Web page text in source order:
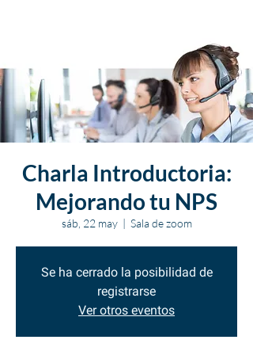
Charla Introductoria:
Mejorando tu NPS
sáb, 22 may
  |
Sala de zoom
Se ha cerrado la posibilidad de
registrarse
Ver otros eventos